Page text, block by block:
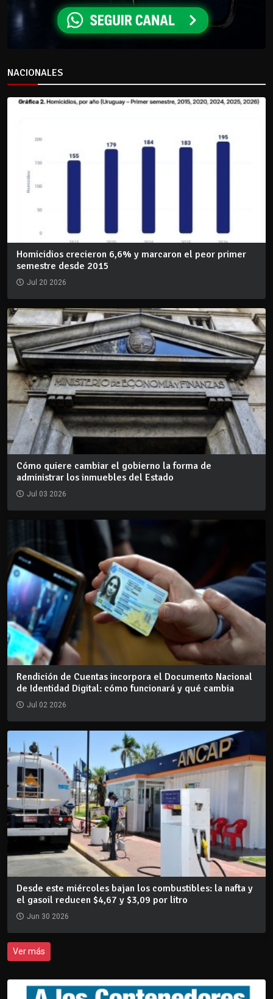
NACIONALES
Homicidios crecieron 6,6% y marcaron el peor primer
semestre desde 2015
Jul 20 2026
Cómo quiere cambiar el gobierno la forma de
administrar los inmuebles del Estado
Jul 03 2026
Rendición de Cuentas incorpora el Documento Nacional
de Identidad Digital: cómo funcionará y qué cambia
Jul 02 2026
Desde este miércoles bajan los combustibles: la nafta y
el gasoil reducen $4,67 y $3,09 por litro
Jun 30 2026
Ver más